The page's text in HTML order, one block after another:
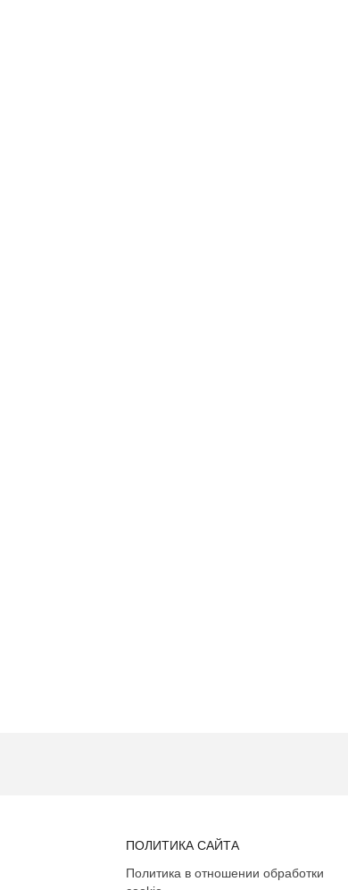
ПОЛИТИКА САЙТА
Политика в отношении обработки